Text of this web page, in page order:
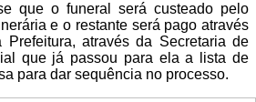
que o funeral será custeado pelo
e o restante será pago através
através da Secretaria de
que já passou para ela a lista de
para dar sequência no processo.